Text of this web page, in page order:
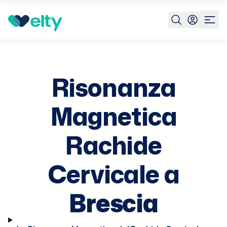
Prenota visita Risonanza Magnetica Rachide Cervicale
Risonanza
Magnetica
Rachide
Cervicale a
Brescia